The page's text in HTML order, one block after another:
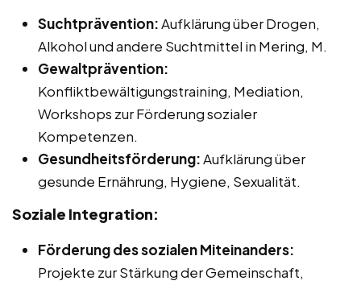
Suchtprävention:Aufklärung über Drogen,
Alkohol und andere Suchtmittel in Mering, M.
Gewaltprävention:
Konfliktbewältigungstraining, Mediation,
Workshops zur Förderung sozialer
Kompetenzen.
Gesundheitsförderung:Aufklärung über
gesunde Ernährung, Hygiene, Sexualität.
Soziale Integration:
Förderung des sozialen Miteinanders:
Projekte zur Stärkung der Gemeinschaft,